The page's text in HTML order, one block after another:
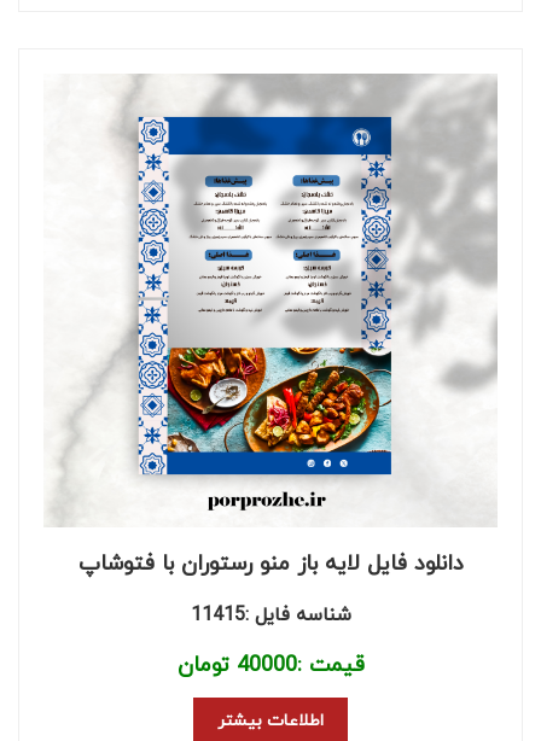
دانلود فایل لایه باز منو رستوران با فتوشاپ
شناسه فایل :11415
قیمت :40000 تومان
اطلاعات بیشتر